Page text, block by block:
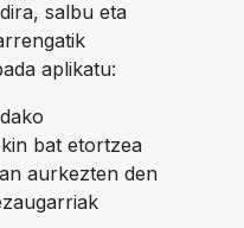
salbu eta
aplikatu:
bat etortzea
aurkezten den